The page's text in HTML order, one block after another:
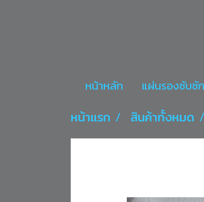
หน้าหลัก แผ่นรองซับซั
หน้าแรก สินค้าทั้งหมด